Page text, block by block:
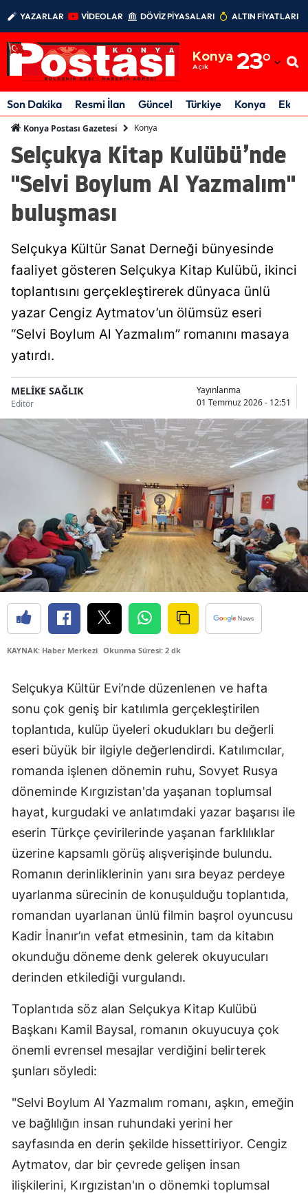
YAZARLAR VİDEOLAR DÖVİZ PİYASALARI ALTIN FİYATLARI
Konya
Açık 23°
Adıyaman
Afyonkarahisar
Amasya
Ankara
Aydın
Balıkesir
Bitlis
Bolu
Burdur
Bursa
Çanakkale
Çankırı
Çorum
Denizli
Diyarbakır
Edirne
Erzincan
Erzurum
Eskişehir
Gaziantep
Giresun
Gümüşhane
Hakkari
Hatay
Isparta
Mersin
Kars
Kastamonu
Kırklareli
Kırşehir
Kocaeli
Son Dakika Resmi İlan Güncel Türkiye Konya
Konya Postası Gazetesi Konya
Selçukya Kitap Kulübü’nde
"Selvi Boylum Al Yazmalım"
buluşması
Selçukya Kültür Sanat Derneği bünyesinde
faaliyet gösteren Selçukya Kitap Kulübü, ikinci
toplantısını gerçekleştirerek dünyaca ünlü
yazar Cengiz Aytmatov’un ölümsüz eseri
“Selvi Boylum Al Yazmalım” romanını masaya
yatırdı.
MELİKE SAĞLIK
Editör
Yayınlanma
01 Temmuz 2026 - 12:51
KAYNAK: Haber Merkezi Okunma Süresi: 2 dk
Selçukya Kültür Evi’nde düzenlenen ve hafta
sonu çok geniş bir katılımla gerçekleştirilen
toplantıda, kulüp üyeleri okudukları bu değerli
eseri büyük bir ilgiyle değerlendirdi. Katılımcılar,
romanda işlenen dönemin ruhu, Sovyet Rusya
döneminde Kırgızistan'da yaşanan toplumsal
hayat, kurgudaki ve anlatımdaki yazar başarısı ile
eserin Türkçe çevirilerinde yaşanan farklılıklar
üzerine kapsamlı görüş alışverişinde bulundu.
Romanın derinliklerinin yanı sıra beyaz perdeye
uyarlanma sürecinin de konuşulduğu toplantıda,
romandan uyarlanan ünlü filmin başrol oyuncusu
Kadir İnanır’ın vefat etmesinin, tam da kitabın
okunduğu döneme denk gelerek okuyucuları
derinden etkilediği vurgulandı.
​Toplantıda söz alan Selçukya Kitap Kulübü
Başkanı Kamil Baysal, romanın okuyucuya çok
önemli evrensel mesajlar verdiğini belirterek
şunları söyledi:
​"Selvi Boylum Al Yazmalım romanı, aşkın, emeğin
ve bağlılığın insan ruhundaki yerini her
sayfasında en derin şekilde hissettiriyor. Cengiz
Aytmatov, dar bir çevrede gelişen insan
ilişkilerini, Kırgızistan'ın o dönemki toplumsal